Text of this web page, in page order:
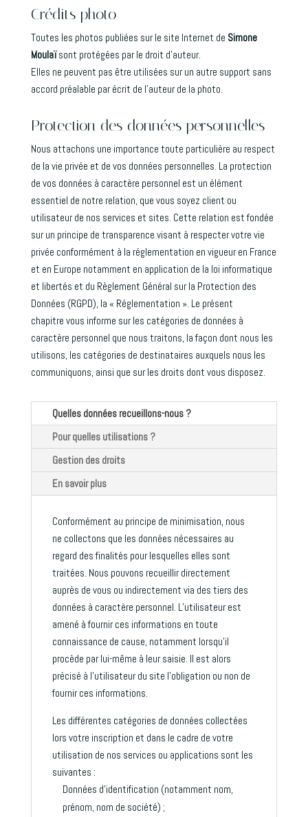
Crédits photo
Toutes les photos publiées sur le site Internet de Simone
Moulaïsont protégées par le droit d’auteur.
Elles ne peuvent pas être utilisées sur un autre support sans
accord préalable par écrit de l’auteur de la photo.
Protection des données personnelles
Nous attachons une importance toute particulière au respect
de la vie privée et de vos données personnelles. La protection
de vos données à caractère personnel est un élément
essentiel de notre relation, que vous soyez client ou
utilisateur de nos services et sites. Cette relation est fondée
sur un principe de transparence visant à respecter votre vie
privée conformément à la réglementation en vigueur en France
et en Europe notamment en application de la loi informatique
et libertés et du Règlement Général sur la Protection des
Données (RGPD), la « Réglementation ». Le présent
chapitre vous informe sur les catégories de données à
caractère personnel que nous traitons, la façon dont nous les
utilisons, les catégories de destinataires auxquels nous les
communiquons, ainsi que sur les droits dont vous disposez.
Quelles données recueillons-nous ?
Pour quelles utilisations ?
Gestion des droits
En savoir plus
Conformément au principe de minimisation, nous
ne collectons que les données nécessaires au
regard des finalités pour lesquelles elles sont
traitées. Nous pouvons recueillir directement
auprès de vous ou indirectement via des tiers des
données à caractère personnel. L’utilisateur est
amené à fournir ces informations en toute
connaissance de cause, notamment lorsqu’il
procède par lui-même à leur saisie. Il est alors
précisé à l’utilisateur du site l’obligation ou non de
fournir ces informations.
Les différentes catégories de données collectées
lors votre inscription et dans le cadre de votre
utilisation de nos services ou applications sont les
suivantes :
Données d’identification (notamment nom,
prénom, nom de société) ;